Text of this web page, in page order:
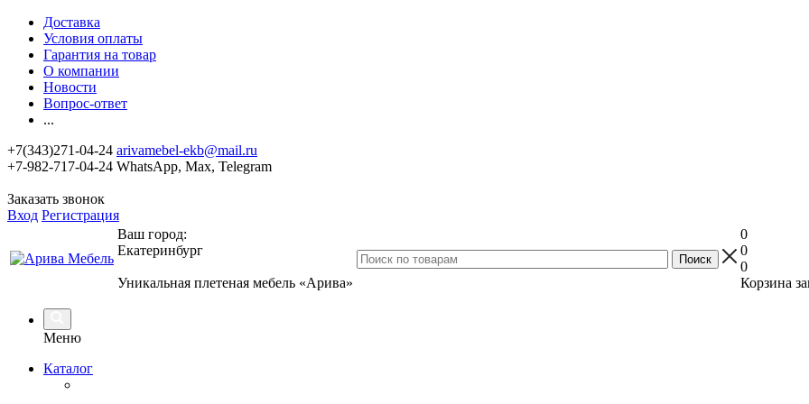
Доставка
Условия оплаты
Гарантия на товар
О компании
Новости
Вопрос-ответ
...
+7(343)271-04-24 arivamebel-ekb@mail.ru
+7-982-717-04-24 WhatsApp, Max, Telegram
Заказать звонок
Вход Регистрация
Ваш город:
Екатеринбург
Уникальная плетеная мебель «Арива»
0
0
0
Корзина
Меню
Каталог